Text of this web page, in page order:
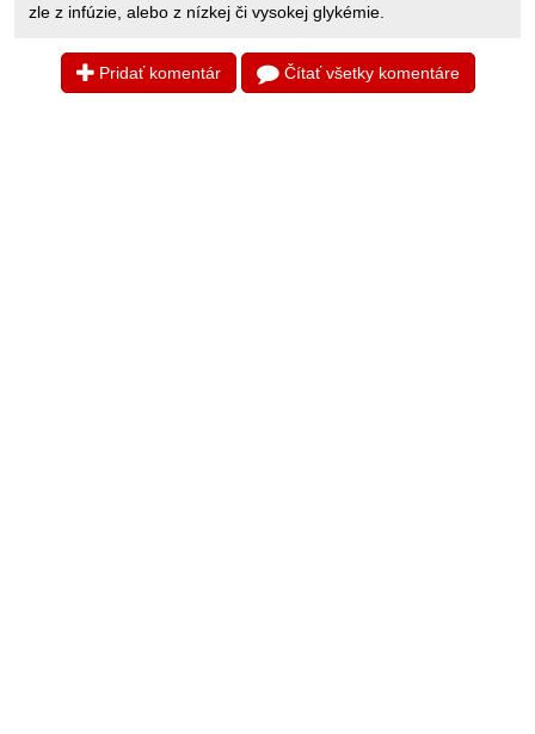
zle z infúzie, alebo z nízkej či vysokej glykémie.
Pridať komentár Čítať všetky komentáre